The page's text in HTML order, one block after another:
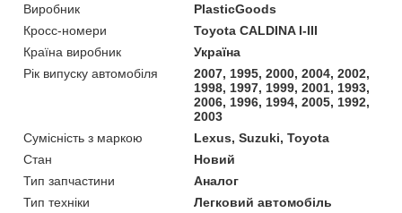
Виробник
PlasticGoods
Кросс-номери
Toyota CALDINA I-III
Країна виробник
Україна
Рік випуску автомобіля
2007, 1995, 2000, 2004, 2002,
1998, 1997, 1999, 2001, 1993,
2006, 1996, 1994, 2005, 1992,
2003
Сумісність з маркою
Lexus, Suzuki, Toyota
Стан
Новий
Тип запчастини
Аналог
Тип техніки
Легковий автомобіль